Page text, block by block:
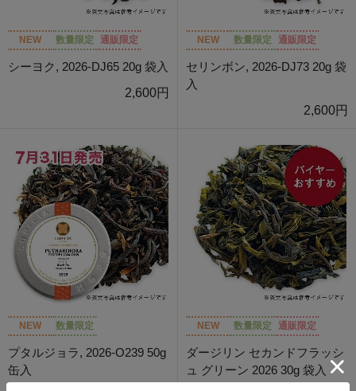
NEW 数量限定 通販限定
シーヨク, 2026-DJ65 20g 袋入
2,600円
NEW 数量限定 通販限定
セリンボン, 2026-DJ73 20g 袋
入
2,600円
NEW 数量限定
プタルジョラ, 2026-O239 50g
缶入
NEW 数量限定 通販限定
ダージリン セカンドフラッシ
ュ グリーン 2026 30g 袋入